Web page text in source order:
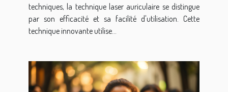
techniques, la technique laser auriculaire se distingue
par son efficacité et sa facilité d'utilisation. Cette
technique innovante utilise...